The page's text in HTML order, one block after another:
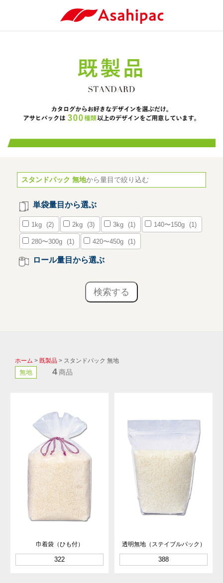
スタンドパック 無地から量目で絞り込む
単袋量目から選ぶ
1kg (2) 2kg (3) 3kg (1) 140〜150g (1)
280〜300g (1) 420〜450g (1)
ロール量目から選ぶ
ホーム > 既製品 > スタンドパック 無地
無地 4 商品
巾着袋（ひも付）
322
透明無地（ステイブルパック）
388